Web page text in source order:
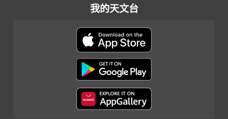
我的天文台